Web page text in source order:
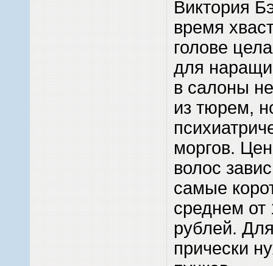
Виктория
время
голове
для
в салоны
из тюрем,
моргов.
волос
самые
среднем от
рублей.
прически